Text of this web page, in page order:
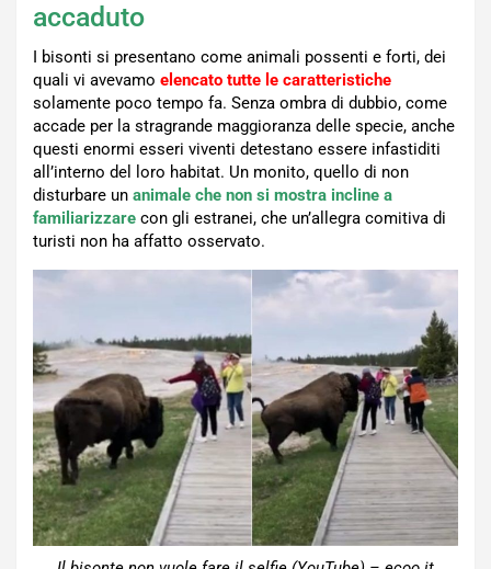
accaduto
I bisonti si presentano come animali possenti e forti, dei
quali vi avevamo elencato tutte le caratteristiche
solamente poco tempo fa. Senza ombra di dubbio, come
accade per la stragrande maggioranza delle specie, anche
questi enormi esseri viventi detestano essere infastiditi
all’interno del loro habitat. Un monito, quello di non
disturbare un animale che non si mostra incline a
familiarizzare con gli estranei, che un’allegra comitiva di
turisti non ha affatto osservato.